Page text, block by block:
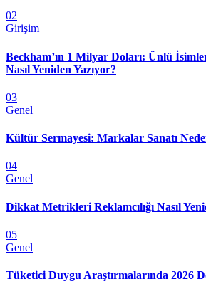
02
Girişim
Beckham’ın 1 Milyar Doları: Ünlü
Nasıl Yeniden Yazıyor?
03
Genel
Kültür Sermayesi: Markalar Sanatı
04
Genel
Dikkat Metrikleri Reklamcılığı Nasıl
05
Genel
Tüketici Duygu Araştırmalarında 2026